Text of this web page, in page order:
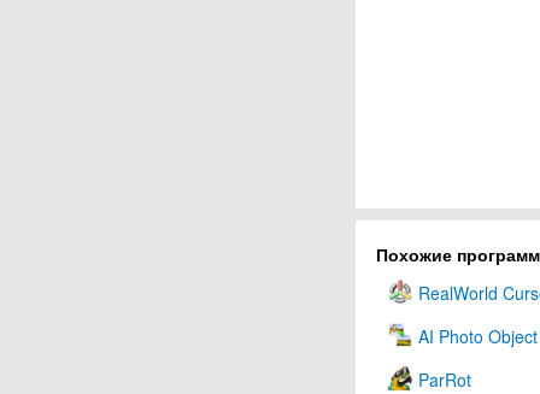
Похожие
RealWorld
AI Photo
ParRot